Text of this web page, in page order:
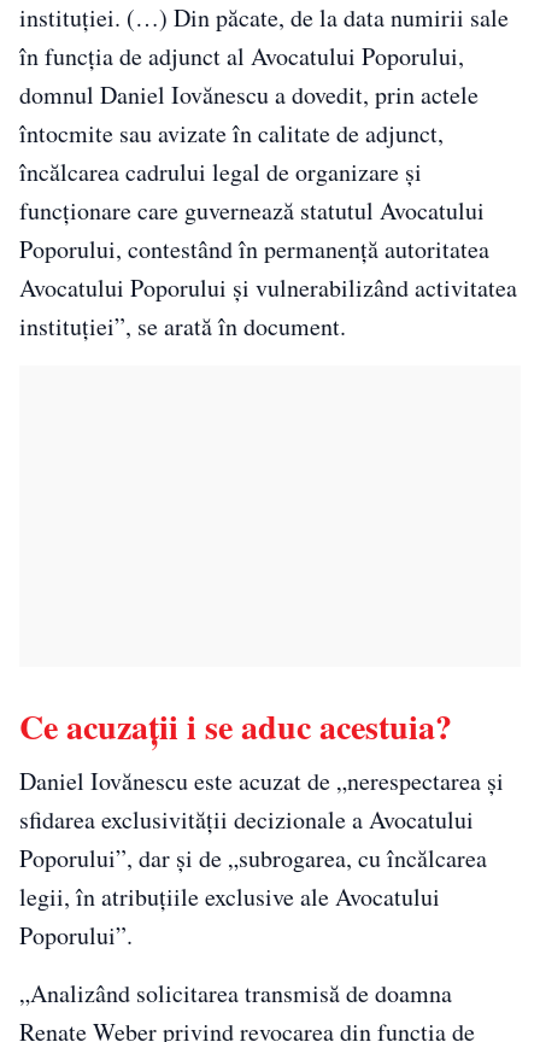
instituţiei. (…) Din păcate, de la data numirii sale
în funcţia de adjunct al Avocatului Poporului,
domnul Daniel Iovănescu a dovedit, prin actele
întocmite sau avizate în calitate de adjunct,
încălcarea cadrului legal de organizare şi
funcţionare care guvernează statutul Avocatului
Poporului, contestând în permanenţă autoritatea
Avocatului Poporului şi vulnerabilizând activitatea
instituţiei”, se arată în document.
Ce acuzații i se aduc acestuia?
Daniel Iovănescu este acuzat de „nerespectarea şi
sfidarea exclusivităţii decizionale a Avocatului
Poporului”, dar şi de „subrogarea, cu încălcarea
legii, în atribuţiile exclusive ale Avocatului
Poporului”.
„Analizând solicitarea transmisă de doamna
Renate Weber privind revocarea din funcţia de